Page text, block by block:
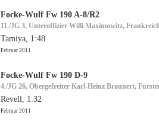
Focke-Wulf Fw 190 A-8/R2
11./JG 3, Unteroffizier Willi Maximowitz,
Tamiya, 1:48
Februar 2011
Focke-Wulf Fw 190 D-9
4./JG 26, Obergefreiter Karl-Heinz Braunert,
Revell, 1:32
Februar 2011